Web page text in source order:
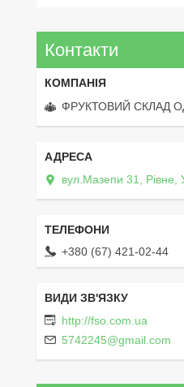
Контакти
ФРУКТОВИЙ СКЛАД
вул.Мазепи 31, Рівне,
+380 (67) 421-02-44
http://fso.com.ua
5742245@gmail.com